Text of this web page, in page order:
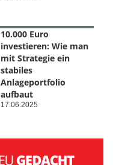
10.000 Euro
investieren: Wie man
mit Strategie ein
stabiles
Anlageportfolio
aufbaut
17.06.2025